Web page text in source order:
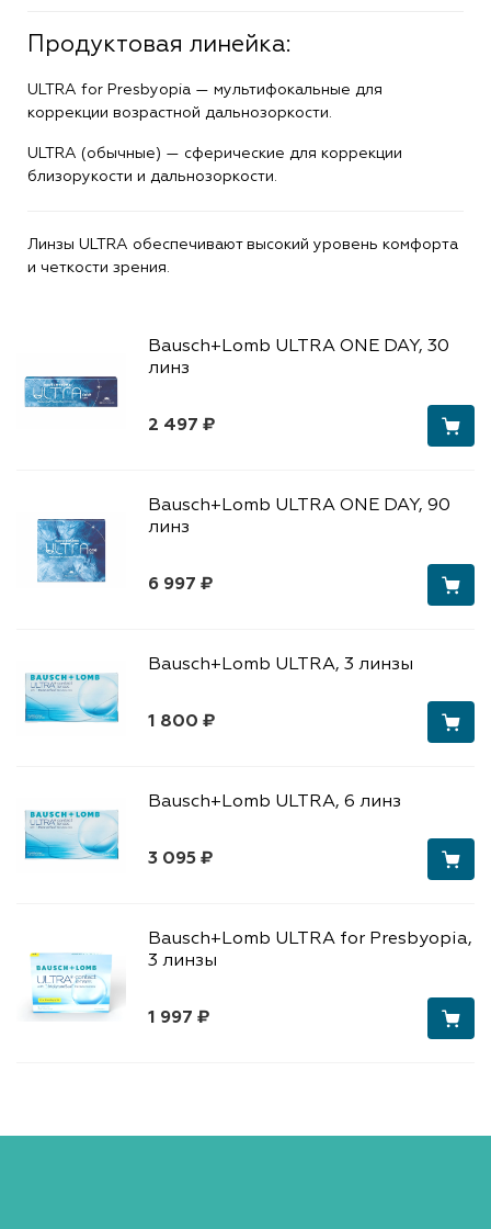
Продуктовая линейка:
ULTRA for Presbyopia — мультифокальные для
коррекции возрастной дальнозоркости.
ULTRA (обычные) — сферические для коррекции
близорукости и дальнозоркости.
Линзы ULTRA обеспечивают высокий уровень комфорта
и четкости зрения.
2 497 ₽
Bausch+Lomb ULTRA ONE DAY, 30
линз
6 997 ₽
Bausch+Lomb ULTRA ONE DAY, 90
линз
1 800 ₽
Bausch+Lomb ULTRA, 3 линзы
3 095 ₽
Bausch+Lomb ULTRA, 6 линз
1 997 ₽
Bausch+Lomb ULTRA for Presbyopia,
3 линзы